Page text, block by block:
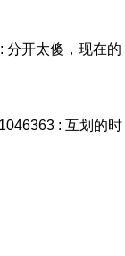
: 分开太傻，现在的
: 互划的时